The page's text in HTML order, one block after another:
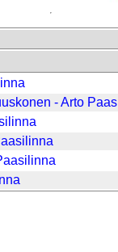
- Arto